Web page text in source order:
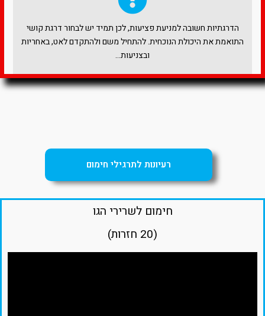
הדרגתיות חשובה למניעת פציעות, לכן תמיד יש לבחור דרגת קושי
התואמת את היכולת הנוכחית. להתחיל משם ולהתקדם לאט, באחריות
ובצניעות…
רעיונות לתרגילי חימום
חימום לשרירי הגו
(20 חזרות)